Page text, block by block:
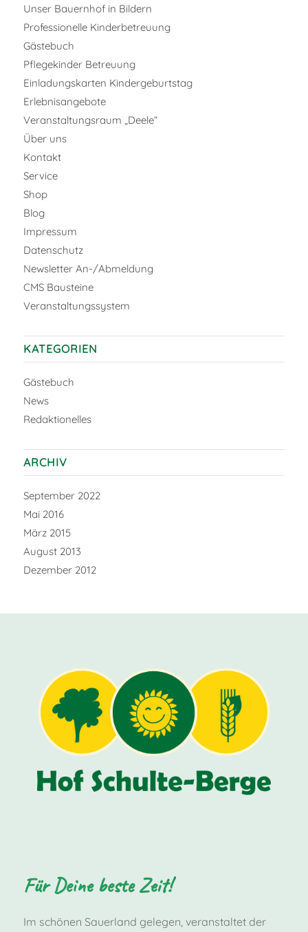
Unser Bauernhof in Bildern
Professionelle Kinderbetreuung
Gästebuch
Pflegekinder Betreuung
Einladungskarten Kindergeburtstag
Erlebnisangebote
Veranstaltungsraum „Deele“
Über uns
Kontakt
Service
Shop
Blog
Impressum
Datenschutz
Newsletter An-/Abmeldung
CMS Bausteine
Veranstaltungssystem
KATEGORIEN
Gästebuch
News
Redaktionelles
ARCHIV
September 2022
Mai 2016
März 2015
August 2013
Dezember 2012
Für Deine beste Zeit!
Im schönen Sauerland gelegen, veranstaltet der